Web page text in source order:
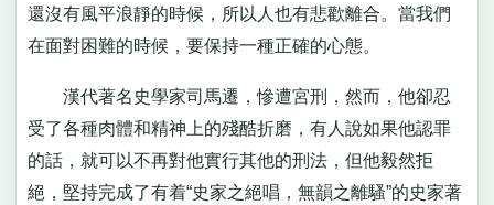
還沒有風平浪靜的時候，所以人也有悲歡離合。當我們
在面對困難的時候，要保持一種正確的心態。
漢代著名史學家司馬遷，慘遭宮刑，然而，他卻忍
受了各種肉體和精神上的殘酷折磨，有人說如果他認罪
的話，就可以不再對他實行其他的刑法，但他毅然拒
絕，堅持完成了有着“史家之絕唱，無韻之離騷”的史家著